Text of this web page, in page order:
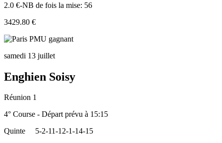
2.0 €-NB de fois la mise: 56
3429.80 €
samedi 13 juillet
Enghien Soisy
Réunion 1
4° Course - Départ prévu à 15:15
Quinte
5-2-11-12-1-14-15